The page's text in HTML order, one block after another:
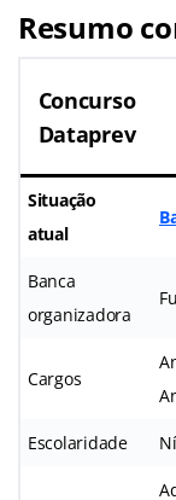
Resumo
Concurso
Dataprev
Situação
atual
Banca
organizadora
Cargos
Escolaridade